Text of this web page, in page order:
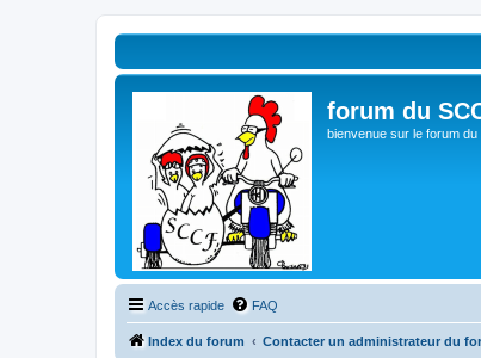
forum du
bienvenue sur le forum
Accès rapide FAQ
Index du forum Contacter un administrateur du